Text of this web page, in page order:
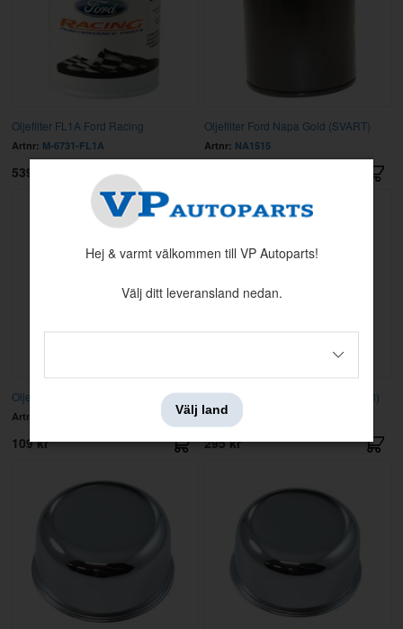
Oljefilter FL1A Ford Racing
Artnr: M-6731-FL1A
539 kr
Oljefilter Ford Napa Gold (SVART)
Artnr: NA1515
Oljefilter Ford V8/L6 eftermarknad
Artnr:
109 kr
Oljefilter Motorcraft (Mustang 64-78)
Artnr: FL1A
295 kr
Hej & varmt välkommen till VP Autoparts!
Välj ditt leveransland nedan.
Välj land